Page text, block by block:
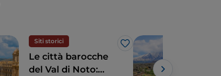
Siti storici
Like
Le città barocche
del Val di Noto: